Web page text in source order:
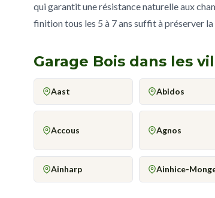
qui garantit une résistance naturelle aux
finition tous les 5 à 7 ans suffit à préserver
Garage Bois dans les
Aast Abidos
Accous Agnos
Ainharp Ainhice-